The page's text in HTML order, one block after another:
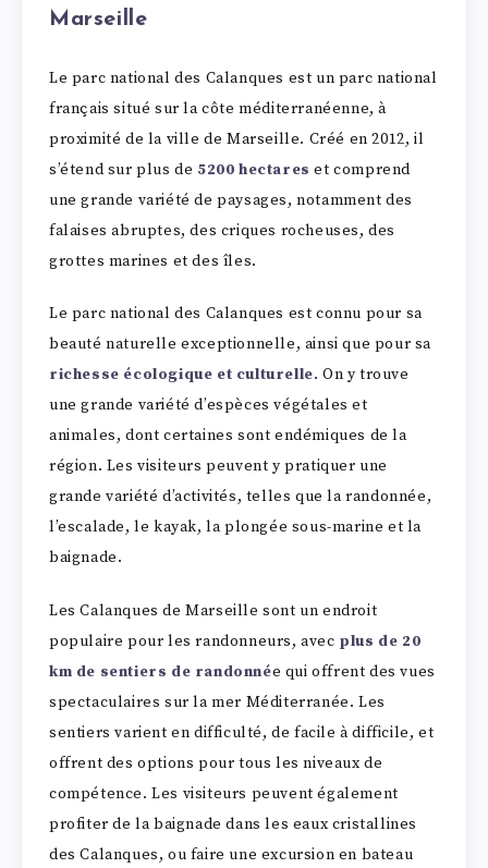
Marseille
Le parc national des Calanques est un parc national
français situé sur la côte méditerranéenne, à
proximité de la ville de Marseille. Créé en 2012, il
s’étend sur plus de 5200 hectareset comprend
une grande variété de paysages, notamment des
falaises abruptes, des criques rocheuses, des
grottes marines et des îles.
Le parc national des Calanques est connu pour sa
beauté naturelle exceptionnelle, ainsi que pour sa
richesse écologique et culturelle. On y trouve
une grande variété d’espèces végétales et
animales, dont certaines sont endémiques de la
région. Les visiteurs peuvent y pratiquer une
grande variété d’activités, telles que la randonnée,
l’escalade, le kayak, la plongée sous-marine et la
baignade.
Les Calanques de Marseille sont un endroit
populaire pour les randonneurs, avec plus de 20
km de sentiers de randonnée qui offrent des vues
spectaculaires sur la mer Méditerranée. Les
sentiers varient en difficulté, de facile à difficile, et
offrent des options pour tous les niveaux de
compétence. Les visiteurs peuvent également
profiter de la baignade dans les eaux cristallines
des Calanques, ou faire une excursion en bateau